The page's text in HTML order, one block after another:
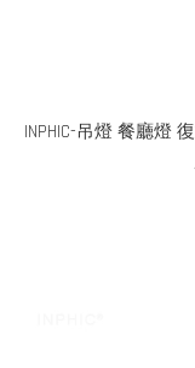
INPHIC-吊燈 餐廳燈